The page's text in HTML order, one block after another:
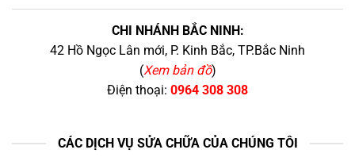
CHI NHÁNH BẮC NINH:
42 Hồ Ngọc Lân mới, P. Kinh Bắc, TP.Bắc Ninh
(Xem bản đồ)
Điện thoại: 0964 308 308
CÁC DỊCH VỤ SỬA CHỮA CỦA CHÚNG TÔI